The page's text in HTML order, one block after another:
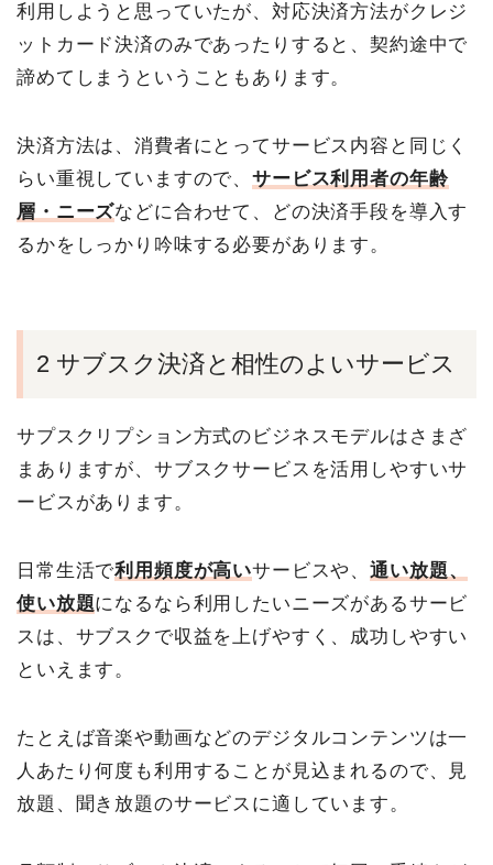
利用しようと思っていたが、対応決済方法がクレジ
ットカード決済のみであったりすると、契約途中で
諦めてしまうということもあります。
決済方法は、消費者にとってサービス内容と同じく
らい重視していますので、サービス利用者の年齢
層・ニーズなどに合わせて、どの決済手段を導入す
るかをしっかり吟味する必要があります。
2 サブスク決済と相性のよいサービス
サプスクリプション方式のビジネスモデルはさまざ
まありますが、サブスクサービスを活用しやすいサ
ービスがあります。
日常生活で利用頻度が高いサービスや、通い放題、
使い放題になるなら利用したいニーズがあるサービ
スは、サブスクで収益を上げやすく、成功しやすい
といえます。
たとえば音楽や動画などのデジタルコンテンツは一
人あたり何度も利用することが見込まれるので、見
放題、聞き放題のサービスに適しています。